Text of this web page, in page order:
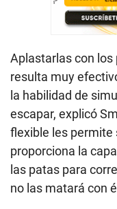
Aplastarlas con los
resulta muy
la habilidad de
escapar, explicó
flexible les permite
proporciona la
las patas para
no las matará con